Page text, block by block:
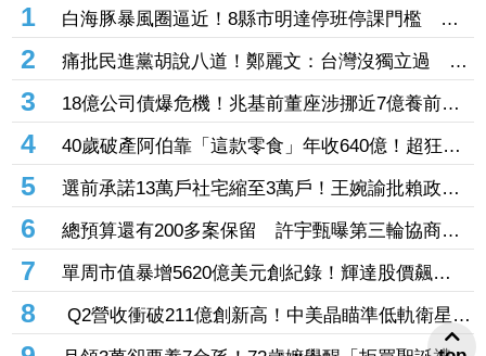
1
白海豚暴風圈逼近！8縣市明達停班停課門檻 風
雨恐非常有感
2
痛批民進黨胡說八道！鄭麗文：台灣沒獨立過 也
從來不是一個國家
3
18億公司債爆危機！兆基前董座涉挪近7億養前
妻、還私債 法院裁准羈押未禁見
4
40歲破產阿伯靠「這款零食」年收640億！超狂發
跡史曝光
5
選前承諾13萬戶社宅縮至3萬戶！王婉諭批賴政府
毀約 要求兌現青年居住承諾
6
總預算還有200多案保留 許宇甄曝第三輪協商方
向：還有縮減空間
7
單周市值暴增5620億美元創紀錄！輝達股價飆
11% 馬斯克一句話成助攻
8
Q2營收衝破211億創新高！中美晶瞄準低軌衛星
+再生能源 上半年EPS達5.02元